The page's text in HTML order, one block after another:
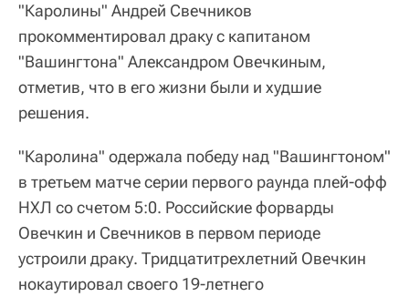
"Каролины" Андрей Свечников
прокомментировал драку с капитаном
"Вашингтона" Александром Овечкиным,
отметив, что в его жизни были и худшие
решения.
"Каролина" одержала победу над "Вашингтоном"
в третьем матче серии первого раунда плей-офф
НХЛ со счетом 5:0. Российские форварды
Овечкин и Свечников в первом периоде
устроили драку. Тридцатитрехлетний Овечкин
нокаутировал своего 19-летнего